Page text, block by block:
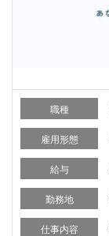
職種
雇用形態
給与
勤務地
仕事内容